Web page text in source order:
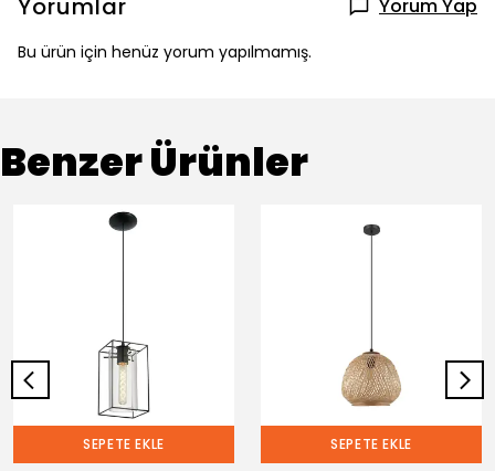
Yorumlar Yorum Yap
Bu ürün için henüz yorum yapılmamış.
Benzer Ürünler
SEPETE EKLE SEPETE EKLE